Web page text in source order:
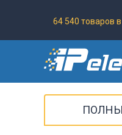
64 540 товаров